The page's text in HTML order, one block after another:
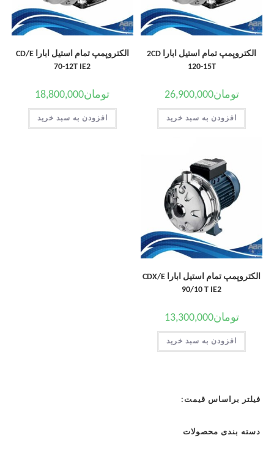
الکتروپمپ تمام استیل ابارا 2CD
120-15T
تومان26,900,000
افزودن به سبد خرید
الکتروپمپ تمام استیل ابارا CD/E
70-12T IE2
تومان18,800,000
افزودن به سبد خرید
الکتروپمپ تمام استیل ابارا CDX/E
90/10 T IE2
تومان13,300,000
افزودن به سبد خرید
فیلتر براساس قیمت:
دسته بندی محصولات